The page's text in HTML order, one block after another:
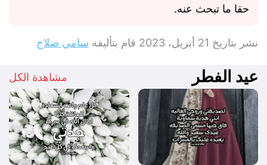
حقا ما تبحث عنه.
نشر بتاريخ 21 أبريل، 2023 قام بتأليفه سامي صلاح
عيد الفطر مشاهدة الكل